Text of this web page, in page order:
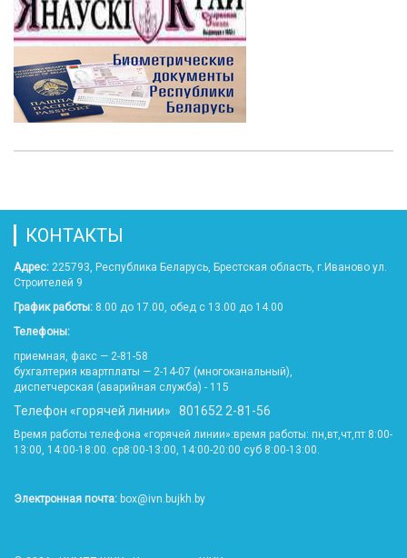
КОНТАКТЫ
Адрес: 225793, Республика Беларусь, Брестская область, г.Иваново ул.
Строителей 9
График работы: 8.00 до 17.00, обед с 13.00 до 14.00
Телефоны:
приемная, факс — 2-81-58
бухгалтерия квартплаты — 2-14-07 (многоканальный),
диспетчерская (аварийная служба) - 115
Телефон «горячей линии» 801652 2-81-56
Время работы телефона «горячей линии»:время работы: пн,вт,чт,пт 8:00-
13:00, 14:00-18:00. ср8:00-13:00, 14:00-20:00 суб 8:00-13:00.
Электронная почта: box@ivn.bujkh.by